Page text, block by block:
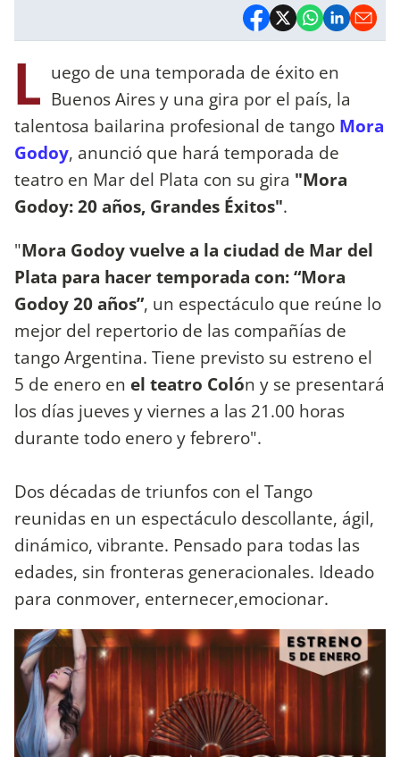
L uego de una temporada de éxito en
Buenos Aires y una gira por el país, la
talentosa bailarina profesional de tango Mora
Godoy, anunció que hará temporada de
teatro en Mar del Plata con su gira "Mora
Godoy: 20 años, Grandes Éxitos".
"Mora Godoy vuelve a la ciudad de Mar del
Plata para hacer temporada con: “Mora
Godoy 20 años”, un espectáculo que reúne lo
mejor del repertorio de las compañías de
tango Argentina. Tiene previsto su estreno el
5 de enero en el teatro Colón y se presentará
los días jueves y viernes a las 21.00 horas
durante todo enero y febrero".
Dos décadas de triunfos con el Tango
reunidas en un espectáculo descollante, ágil,
dinámico, vibrante. Pensado para todas las
edades, sin fronteras generacionales. Ideado
para conmover, enternecer,emocionar.